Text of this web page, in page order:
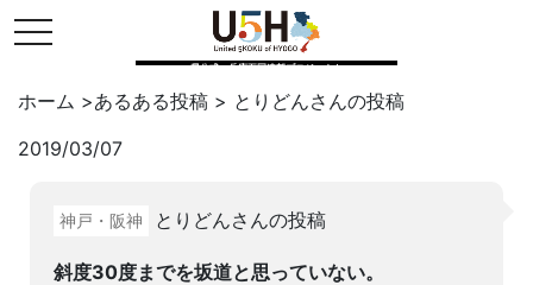
toggle navigation
県公式・兵庫五国連邦プロジェクト
ホーム >あるある投稿 > とりどんさんの投稿
2019/03/07
神戸・阪神 とりどんさんの投稿
斜度30度までを坂道と思っていない。